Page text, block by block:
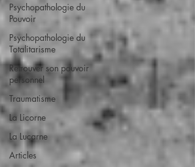
Psychopathologie du
Pouvoir
Psychopathologie du
Totalitarisme
Retrouver son pouvoir
personnel
Traumatisme
La Licorne
La Lucarne
Articles